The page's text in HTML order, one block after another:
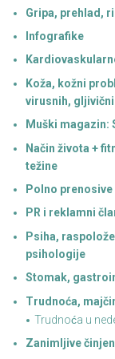
Gripa, prehlad,
Infografike
Koža, kožni
virusnih,
Muški magazin:
Način života +
težine
Polno
PR i reklamni
Psiha,
psihologije
Stomak,
Trudnoća,
Trudnoća u
Zanimljive